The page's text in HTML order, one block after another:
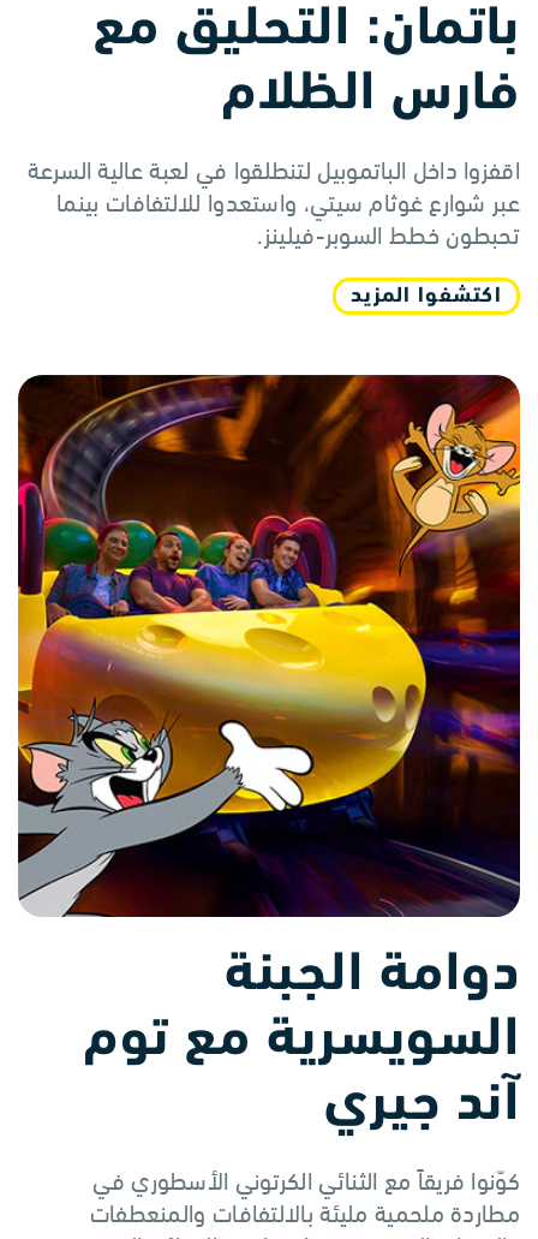
باتمان: التحليق مع
فارس الظلام
اقفزوا داخل الباتموبيل لتنطلقوا في لعبة عالية السرعة
عبر شوارع غوثام سيتي، واستعدوا للالتفافات بينما
تحبطون خطط السوبر-فيلينز.
اكتشفوا المزيد
دوامة الجبنة
السويسرية مع توم
آند جيري
كوّنوا فريقاً مع الثنائي الكرتوني الأسطوري في
مطاردة ملحمية مليئة بالالتفافات والمنعطفات